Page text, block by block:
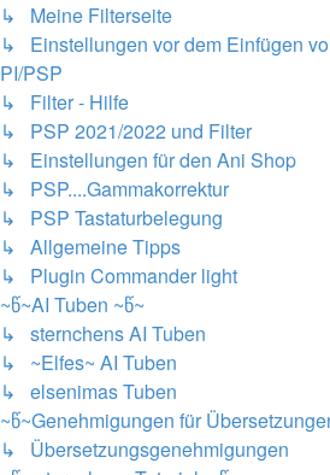
↳ Meine Filterseite
↳ Einstellungen vor dem Einfügen
PI/PSP
↳ Filter - Hilfe
↳ PSP 2021/2022 und Filter
↳ Einstellungen für den Ani Shop
↳ PSP....Gammakorrektur
↳ PSP Tastaturbelegung
↳ Allgemeine Tipps
↳ Plugin Commander light
~წ~AI Tuben ~წ~
↳ sternchens AI Tuben
↳ ~Elfes~ AI Tuben
↳ elsenimas Tuben
~წ~Genehmigungen für
↳ Übersetzungsgenehmigungen